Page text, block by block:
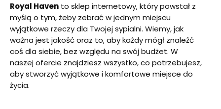
Royal Haven to sklep internetowy, który powstał z
myślą o tym, żeby zebrać w jednym miejscu
wyjątkowe rzeczy dla Twojej sypialni. Wiemy, jak
ważna jest jakość oraz to, aby każdy mógł znaleźć
coś dla siebie, bez względu na swój budżet. W
naszej ofercie znajdziesz wszystko, co potrzebujesz,
aby stworzyć wyjątkowe i komfortowe miejsce do
życia.